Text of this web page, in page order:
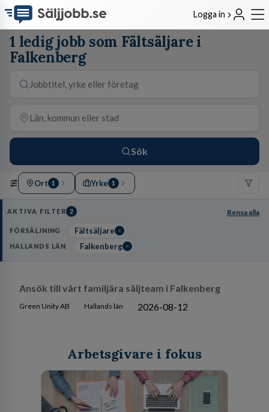
Logga in
1 ledig jobb som Fältsäljare i
Falkenberg
Sök
Ort 1 Yrke 1
AKTIVA FILTER 2 Rensa alla
FÖRSÄLJNING Fältsäljare
HALLANDS LÄN Falkenberg
Ansök till vårt familjära säljteam i Falkenberg
Green Unity AB Hallands län 2026-08-12
Arbetsgivare i fokus